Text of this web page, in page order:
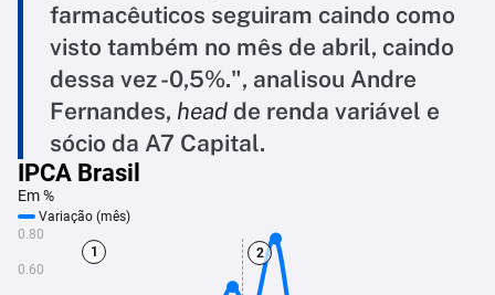
farmacêuticos seguiram caindo como
visto também no mês de abril, caindo
dessa vez -0,5%.", analisou Andre
Fernandes, head de renda variável e
sócio da A7 Capital.